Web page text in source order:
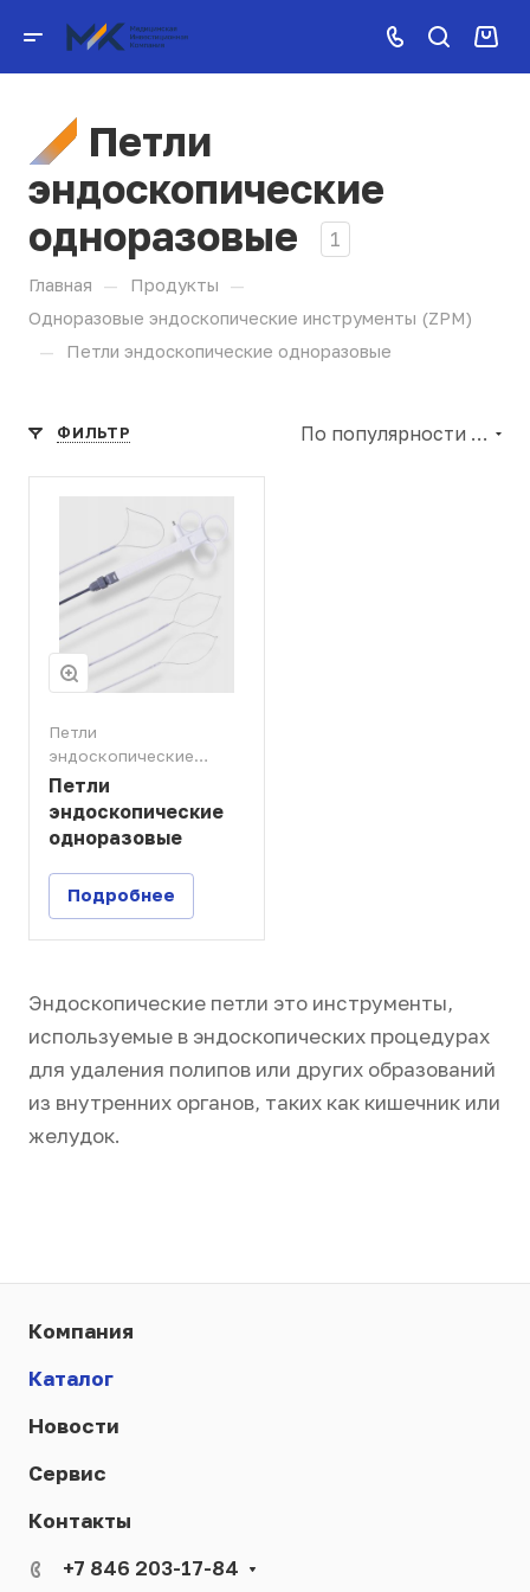
Петли
эндоскопические
одноразовые
1
Главная — Продукты —
Одноразовые эндоскопические инструменты (ZPM)
— Петли эндоскопические одноразовые
ФИЛЬТР По популярности (убывание)
Петли
эндоскопические
одноразовые
Петли
эндоскопические
одноразовые
Подробнее
Эндоскопические петли это инструменты,
используемые в эндоскопических процедурах
для удаления полипов или других образований
из внутренних органов, таких как кишечник или
желудок.
Компания
Каталог
Новости
Сервис
Контакты
+7 846 203-17-84